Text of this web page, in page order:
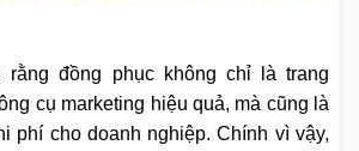
rằng đồng phục không chỉ là trang
cụ marketing hiệu quả, mà cũng là
phí cho doanh nghiệp. Chính vì vậy,